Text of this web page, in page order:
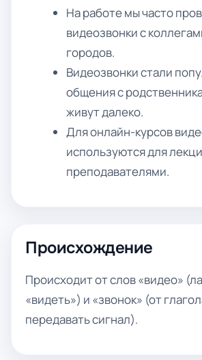
На работе мы часто
видеозвонки с
городов.
Видеозвонки стали
общения с
живут далеко.
Для онлайн-курсов
используются для
преподавателями.
Происхождение
Происходит от слов «видео»
«видеть») и «звонок» (от
передавать сигнал).